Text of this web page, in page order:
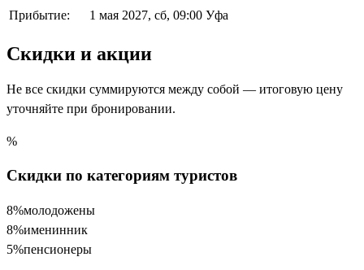
Прибытие:
1 мая 2027, сб, 09:00 Уфа
Скидки и акции
Не все скидки суммируются между собой — итоговую цену
уточняйте при бронировании.
%
Скидки по категориям туристов
8%молодожены
8%именинник
5%пенсионеры